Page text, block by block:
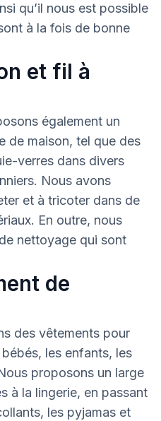
qu’il nous est possible
à la fois de bonne
et fil à
également un
de maison, tel que des
verres dans divers
Nous avons
et à tricoter dans de
En outre, nous
nettoyage qui sont
de
des vêtements pour
les enfants, les
proposons un large
à la lingerie, en passant
les pyjamas et